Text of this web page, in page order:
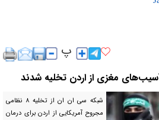
شبکه سی ان ان از تخلیه ۸ نظامی
مجروح آمریکایی از اردن برای درمان